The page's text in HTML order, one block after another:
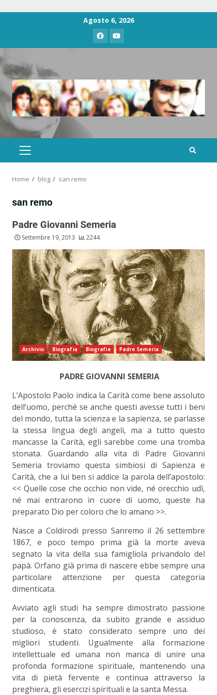
Agosto 6, 2026
Home blog san remo
san remo
Padre Giovanni Semeria
Settembre 19, 2013 2244
Archivio Biografia Biografie Padre Semeria
PADRE GIOVANNI SEMERIA
L’Apostolo Paolo indica la Carità come bene assoluto
dell’uomo, perché se anche questi avesse tutti i beni
del mondo, tutta la scienza e la sapienza, se parlasse
la stessa lingua degli angeli, ma a tutto questo
mancasse la Carità, egli sarebbe come una tromba
stonata. Guardando alla vita di Padre Giovanni
Semeria troviamo questa simbiosi di Sapienza e
Carità, che a lui ben si addice la parola dell’apostolo:
<< Quelle cose che occhio non vide, né orecchio udì,
né mai entrarono in cuore di uomo, queste ha
preparato Dio per coloro che lo amano >>.
Nasce a Coldirodi presso Sanremo il 26 settembre
1867, e poco tempo prima già la morte aveva
segnato la vita della sua famigliola privandolo del
papà. Orfano già prima di nascere ebbe sempre una
particolare attenzione per questa categoria
dimenticata.
Avviato agli studi ha sempre dimostrato passione
per la conoscenza, da subito grande e assiduo
studioso, è stato considerato sempre uno dei
migliori studenti. Ugualmente alla formazione
intellettuale ed umana non manca di unire una
profonda formazione spirituale, mantenendo una
vita di pietà fervente e continua attraverso la
preghiera, gli esercizi spirituali e la santa Messa.